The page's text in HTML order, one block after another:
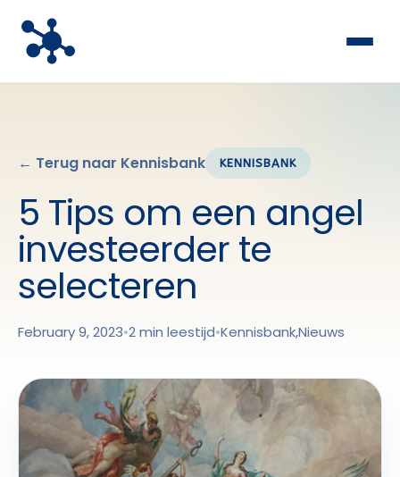
← Terug naar Kennisbank KENNISBANK
5 Tips om een angel
investeerder te
selecteren
February 9, 2023•2 min leestijd•Kennisbank,Nieuws